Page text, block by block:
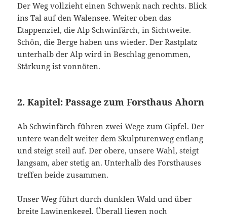
Der Weg vollzieht einen Schwenk nach rechts. Blick
ins Tal auf den Walensee. Weiter oben das
Etappenziel, die Alp Schwinfärch, in Sichtweite.
Schön, die Berge haben uns wieder. Der Rastplatz
unterhalb der Alp wird in Beschlag genommen,
Stärkung ist vonnöten.
2. Kapitel: Passage zum Forsthaus Ahorn
Ab Schwinfärch führen zwei Wege zum Gipfel. Der
untere wandelt weiter dem Skulpturenweg entlang
und steigt steil auf. Der obere, unsere Wahl, steigt
langsam, aber stetig an. Unterhalb des Forsthauses
treffen beide zusammen.
Unser Weg führt durch dunklen Wald und über
breite Lawinenkegel. Überall liegen noch